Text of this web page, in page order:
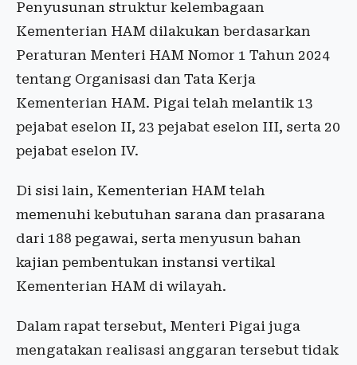
Penyusunan struktur kelembagaan
Kementerian HAM dilakukan berdasarkan
Peraturan Menteri HAM Nomor 1 Tahun 2024
tentang Organisasi dan Tata Kerja
Kementerian HAM. Pigai telah melantik 13
pejabat eselon II, 23 pejabat eselon III, serta 20
pejabat eselon IV.
Di sisi lain, Kementerian HAM telah
memenuhi kebutuhan sarana dan prasarana
dari 188 pegawai, serta menyusun bahan
kajian pembentukan instansi vertikal
Kementerian HAM di wilayah.
Dalam rapat tersebut, Menteri Pigai juga
mengatakan realisasi anggaran tersebut tidak